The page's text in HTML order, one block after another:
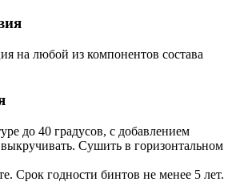
на любой из компонентов состава
до 40 градусов, с добавлением
Сушить в горизонтальном
Срок годности бинтов не менее 5 лет.